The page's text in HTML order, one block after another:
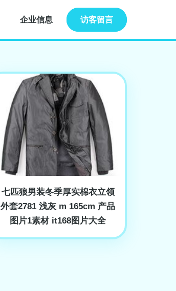
企业信息 访客留言
七匹狼男装冬季厚实棉衣立领
外套2781 浅灰 m 165cm 产品
图片1素材 it168图片大全